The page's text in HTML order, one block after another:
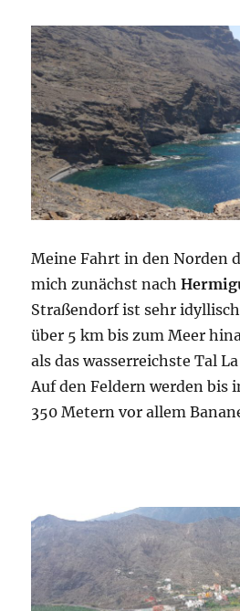
Meine Fahrt in den Norden
mich zunächst nach
Straßendorf ist sehr
über 5 km bis zum Meer
als das wasserreichste Tal
Auf den Feldern werden bis
350 Metern vor allem